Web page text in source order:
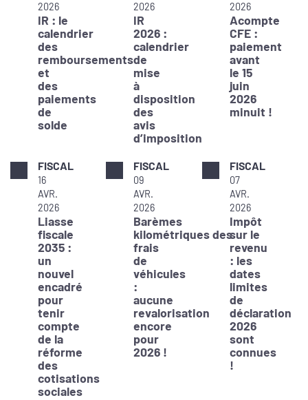
2026
IR : le
calendrier
des
remboursements
et
des
paiements
de
solde
2026
IR
2026 :
calendrier
de
mise
à
disposition
des
avis
d’imposition
2026
Acompte
CFE :
paiement
avant
le 15
juin
2026
minuit !
FISCAL
16
AVR.
2026
Liasse
fiscale
2035 :
un
nouvel
encadré
pour
tenir
compte
de la
réforme
des
cotisations
sociales
FISCAL
09
AVR.
2026
Barèmes
kilométriques des
frais
de
véhicules
:
aucune
revalorisation
encore
pour
2026 !
FISCAL
07
AVR.
2026
Impôt
sur le
revenu
: les
dates
limites
de
déclaration
2026
sont
connues
!